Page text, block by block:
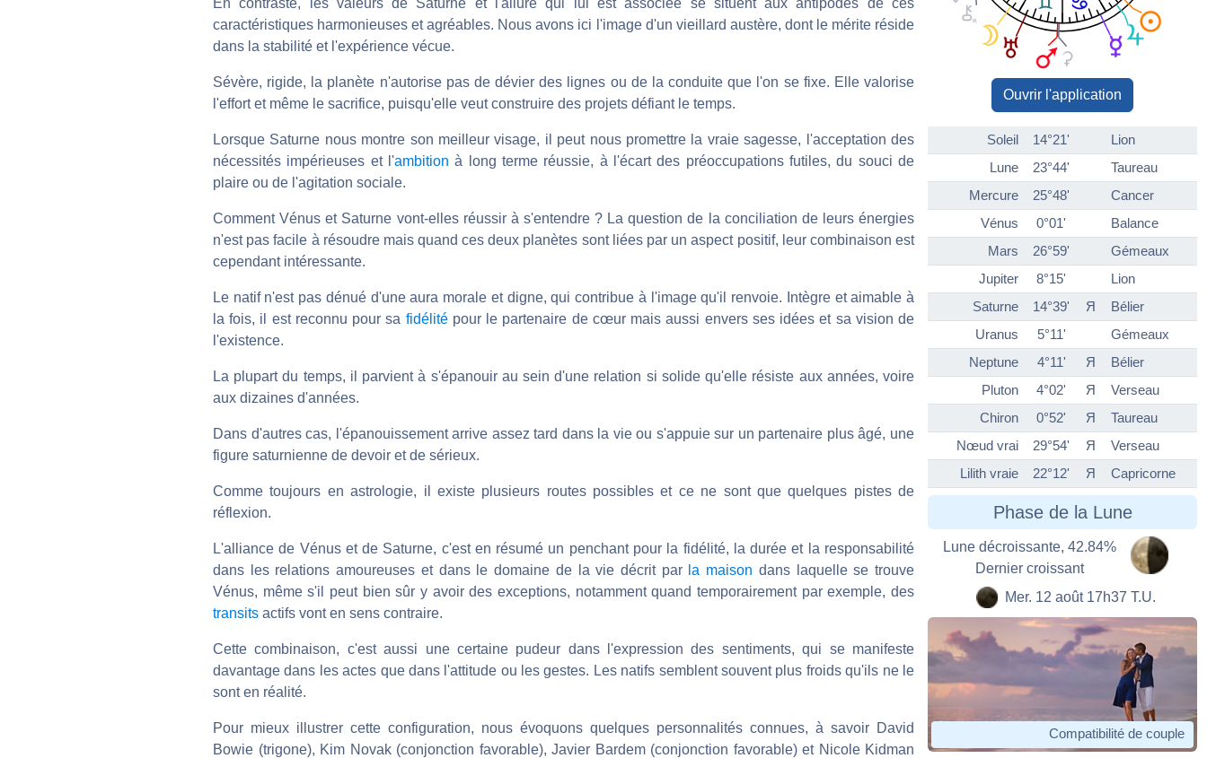
caractéristiques harmonieuses et agréables. Nous avons ici l'image d'un vieillard austère, dont le mérite réside
dans la stabilité et l'expérience vécue.
Sévère, rigide, la planète n'autorise pas de dévier des lignes ou de la conduite que l'on se fixe. Elle valorise
l'effort et même le sacrifice, puisqu'elle veut construire des projets défiant le temps.
Lorsque Saturne nous montre son meilleur visage, il peut nous promettre la vraie sagesse, l'acceptation des
nécessités impérieuses et l'ambition à long terme réussie, à l'écart des préoccupations futiles, du souci de
plaire ou de l'agitation sociale.
Comment Vénus et Saturne vont-elles réussir à s'entendre ? La question de la conciliation de leurs énergies
n'est pas facile à résoudre mais quand ces deux planètes sont liées par un aspect positif, leur combinaison est
cependant intéressante.
Le natif n'est pas dénué d'une aura morale et digne, qui contribue à l'image qu'il renvoie. Intègre et aimable à
la fois, il est reconnu pour sa fidélitépour le partenaire de cœur mais aussi envers ses idées et sa vision de
l'existence.
La plupart du temps, il parvient à s'épanouir au sein d'une relation si solide qu'elle résiste aux années, voire
aux dizaines d'années.
Dans d'autres cas, l'épanouissement arrive assez tard dans la vie ou s'appuie sur un partenaire plus âgé, une
figure saturnienne de devoir et de sérieux.
Comme toujours en astrologie, il existe plusieurs routes possibles et ce ne sont que quelques pistes de
réflexion.
L'alliance de Vénus et de Saturne, c'est en résumé un penchant pour la fidélité, la durée et la responsabilité
dans les relations amoureuses et dans le domaine de la vie décrit par la maison dans laquelle se trouve
Vénus, même s'il peut bien sûr y avoir des exceptions, notamment quand temporairement par exemple, des
transits actifs vont en sens contraire.
Cette combinaison, c'est aussi une certaine pudeur dans l'expression des sentiments, qui se manifeste
davantage dans les actes que dans l'attitude ou les gestes. Les natifs semblent souvent plus froids qu'ils ne le
sont en réalité.
Pour mieux illustrer cette configuration, nous évoquons quelques personnalités connues, à savoir David
Bowie (trigone), Kim Novak (conjonction favorable), Javier Bardem (conjonction favorable) et Nicole Kidman
Ouvrir l'application
Soleil 14°21'
Lion
Lune
23°44'
Taureau
Mercure
25°48'
Cancer
Vénus
0°01'
Balance
Mars
26°59'
Gémeaux
Jupiter
8°15'
Lion
Saturne
14°39' Я
Bélier
Uranus
5°11'
Gémeaux
Neptune
4°11' Я
Bélier
Pluton
4°02' Я
Verseau
Chiron
0°52' Я
Taureau
Nœud vrai
29°54' Я
Verseau
Lilith vraie
22°12' Я Capricorne
Phase de la Lune
Lune décroissante, 42.84%
Dernier croissant
Mer. 12 août 17h37 T.U.
Compatibilité de couple